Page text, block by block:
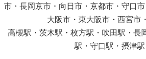
市・長岡京市・向日市・京都市・守口市
大阪市・東大阪市・西宮市
高槻駅・茨木駅・枚方駅・吹田駅・長
駅・守口駅・摂津駅